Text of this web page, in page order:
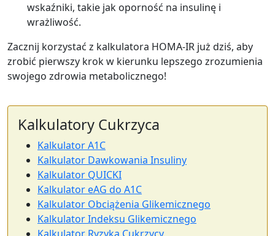
wskaźniki, takie jak oporność na insulinę i
wrażliwość.
Zacznij korzystać z kalkulatora HOMA-IR już dziś, aby
zrobić pierwszy krok w kierunku lepszego zrozumienia
swojego zdrowia metabolicznego!
Kalkulatory Cukrzyca
Kalkulator A1C
Kalkulator Dawkowania Insuliny
Kalkulator QUICKI
Kalkulator eAG do A1C
Kalkulator Obciążenia Glikemicznego
Kalkulator Indeksu Glikemicznego